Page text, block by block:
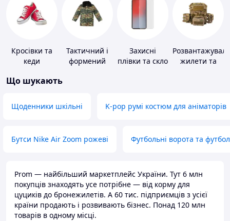
Кросівки та
кеди
Тактичний і
формений
Захисні
плівки та скло
жилети та
Що шукають
Щоденники шкільні K-pop румі костюм для аніматорів
Бутси Nike Air Zoom рожеві Футбольні ворота та
Prom — найбільший маркетплейс України. Тут 6 млн
покупців знаходять усе потрібне — від корму для
цуциків до бронежилетів. А 60 тис. підприємців з усієї
країни продають і розвивають бізнес. Понад 120 млн
товарів в одному місці.